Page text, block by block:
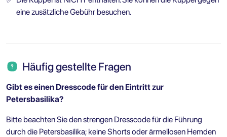
eine zusätzliche Gebühr besuchen.
Häufig gestellte Fragen
Gibt es einen Dresscode für den Eintritt zur
Petersbasilika?
Bitte beachten Sie den strengen Dresscode für die Führung
durch die Petersbasilika; keine Shorts oder ärmellosen Hemden